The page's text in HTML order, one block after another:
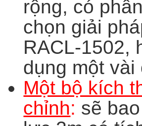
rộng, có
chọn giải
RACL-1502,
dụng một
Một bộ kích
chỉnh: sẽ